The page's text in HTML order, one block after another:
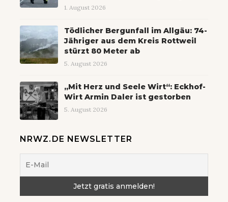
1. August 2026
Tödlicher Bergunfall im Allgäu: 74-
Jähriger aus dem Kreis Rottweil
stürzt 80 Meter ab
5. August 2026
„Mit Herz und Seele Wirt“: Eckhof-
Wirt Armin Daler ist gestorben
5. August 2026
NRWZ.DE NEWSLETTER